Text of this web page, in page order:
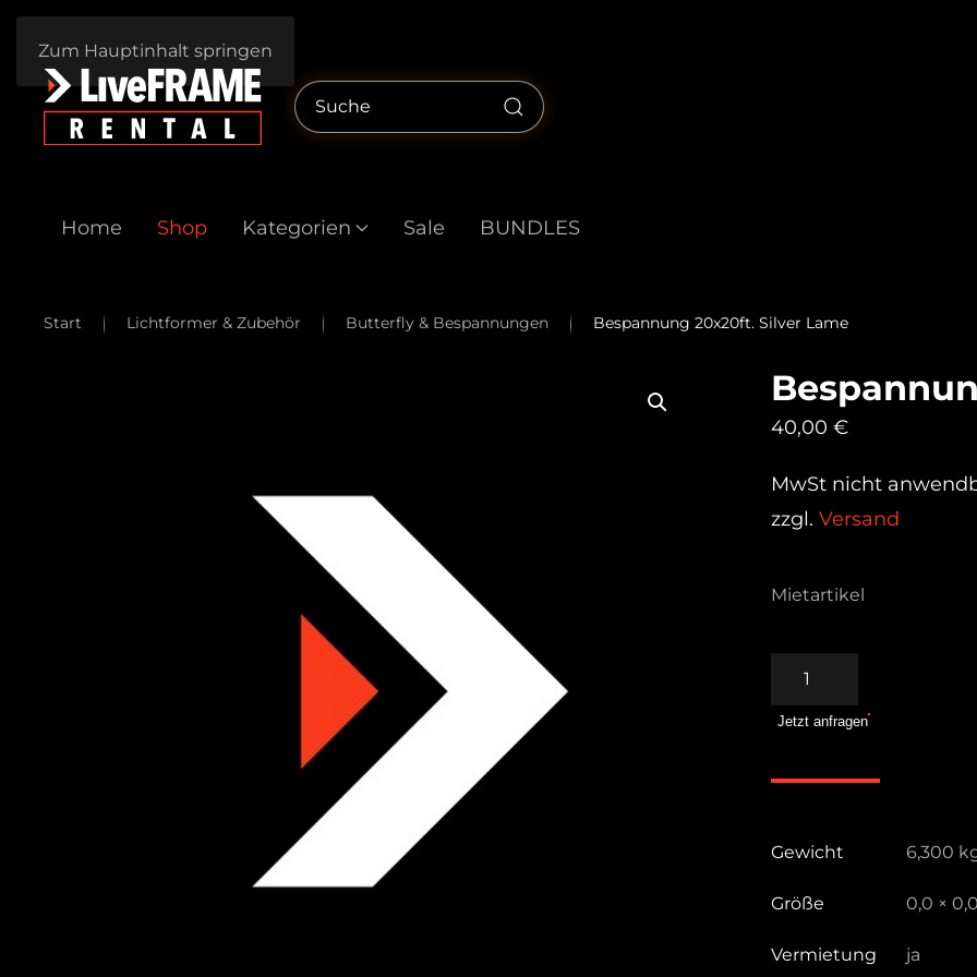
Zum Hauptinhalt springen
Home Shop Kategorien Sale BUNDLES
Start Lichtformer & Zubehör Butterfly & Bespannungen Bespannung 20x20ft. Silver Lame
40,00 €
MwSt nicht
zzgl. Versand
Mietartikel
Silver
Menge
Jetzt anfragen
Gewicht 6,300
Größe 0,0 ×
Vermietung ja